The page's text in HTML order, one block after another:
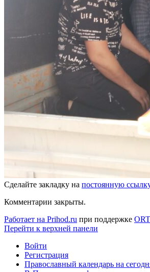
Сделайте закладку на постоянную ссылку
Комментарии закрыты.
Работает на Prihod.ru при поддержке
Перейти к верхней панели
Войти
Регистрация
Православный календарь на